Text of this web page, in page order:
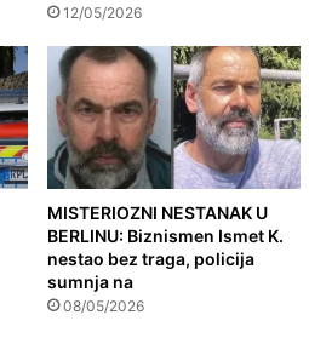
12/05/2026
MISTERIOZNI NESTANAK U
BERLINU: Biznismen Ismet K.
nestao bez traga, policija
sumnja na
08/05/2026